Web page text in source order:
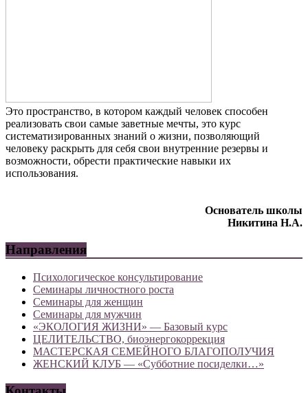
Это пространство, в котором каждый человек способен
реализовать свои самые заветные мечты, это курс
систематизированных знаний о жизни, позволяющий
человеку раскрыть для себя свои внутренние резервы и
возможности, обрести практические навыки их
использования.
Основатель школы
Никитина Н.А.
Направления
Психологическое консультирование
Семинары личностного роста
Семинары для женщин
Семинары для мужчин
«ЭКОЛОГИЯ ЖИЗНИ» — Базовый курс
ЦЕЛИТЕЛЬСТВО, биоэнергокоррекция
МАСТЕРСКАЯ СЕМЕЙНОГО БЛАГОПОЛУЧИЯ
ЖЕНСКИЙ КЛУБ — «Субботние посиделки…»